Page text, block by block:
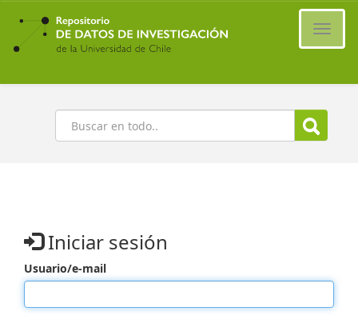
Ir
contenido
principal
Buscar
Iniciar sesión
Usuario/e-mail